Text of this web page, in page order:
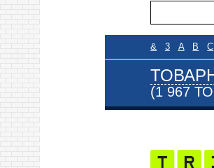
& 3 A B C
(1 967